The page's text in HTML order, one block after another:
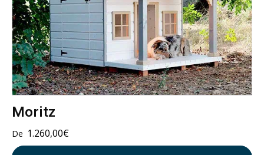
Moritz
1.260,00€